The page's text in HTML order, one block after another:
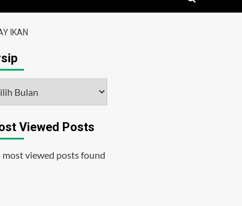
IKAN
Viewed Posts
most viewed posts found